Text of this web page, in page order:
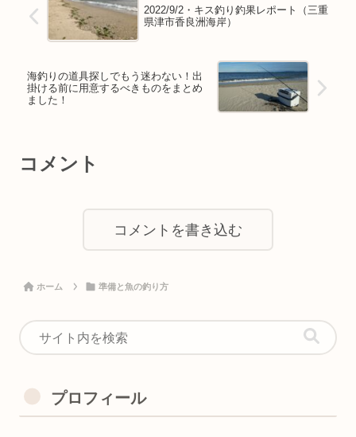
2022/9/2・キス釣り釣果レポート（三重
県津市香良洲海岸）
海釣りの道具探しでもう迷わない！出
掛ける前に用意するべきものをまとめ
ました！
コメント
コメントを書き込む
ホーム 準備と魚の釣り方
プロフィール